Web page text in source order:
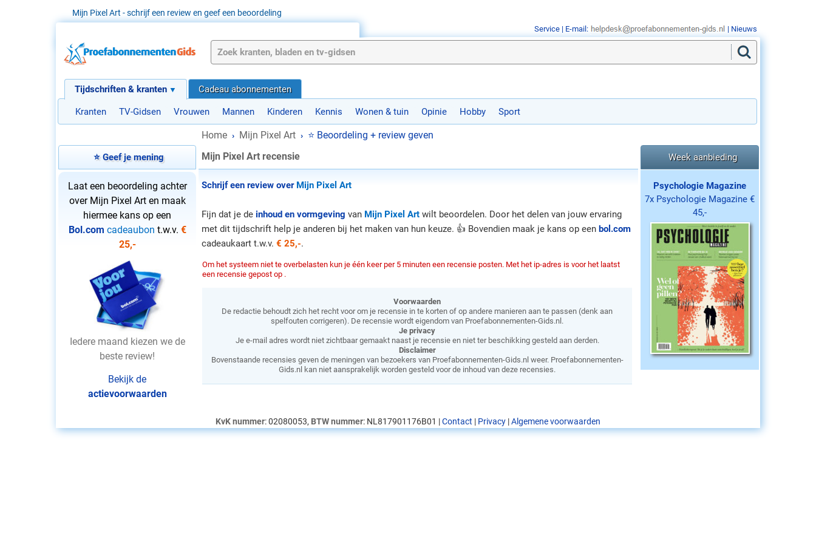
Mijn Pixel Art - schrijf een review en geef een beoordeling
Tijdschriften & kranten
Kranten TV-Gidsen Vrouwen Mannen Kinderen Kennis Wonen & tuin Opinie Hobby Sport
Cadeau abonnementen
Home › Mijn Pixel Art › ⭐ Beoordeling + review geven
⭐ Geef je mening
Laat een beoordeling achter
over Mijn Pixel Art en maak
hiermee kans op een
Bol.com cadeaubon t.w.v. €
25,-
Iedere maand kiezen we de
beste review!
Bekijk de
actievoorwaarden
Mijn Pixel Art recensie
Schrijf een review over Mijn Pixel Art
Fijn dat je de inhoud en vormgeving van Mijn Pixel Art wilt beoordelen. Door het delen van jouw ervaring
met dit tijdschrift help je anderen bij het maken van hun keuze. 👍 Bovendien maak je kans op een bol.com
cadeaukaart t.w.v. € 25,-.
Om het systeem niet te overbelasten kun je één keer per 5 minuten een recensie posten. Met het ip-adres is voor het laatst
een recensie gepost op .
Voorwaarden
De redactie behoudt zich het recht voor om je recensie in te korten of op andere manieren aan te passen (denk aan
spelfouten corrigeren). De recensie wordt eigendom van Proefabonnementen-Gids.nl.
Je privacy
Je e-mail adres wordt niet zichtbaar gemaakt naast je recensie en niet ter beschikking gesteld aan derden.
Disclaimer
Bovenstaande recensies geven de meningen van bezoekers van Proefabonnementen-Gids.nl weer. Proefabonnementen-
Gids.nl kan niet aansprakelijk worden gesteld voor de inhoud van deze recensies.
Week aanbieding
Psychologie Magazine
7x Psychologie Magazine €
45,-
KvK nummer: 02080053, BTW nummer: NL817901176B01 |Contact | Privacy |Algemene voorwaarden
Service | E-mail: | Nieuws